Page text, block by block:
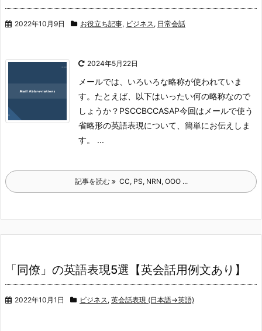
2022年10月9日 お役立ち記事, ビジネス , 日常会話
2024年5月22日
メールでは、いろいろな略称が使われていま
す。たとえば、以下はいったい何の略称なので
しょうか？ PSCCBCCASAP今回はメールで使う
省略形の英語表現について、簡単にお伝えしま
す。 ...
記事を読む CC, PS, NRN, OOO ...
「同僚」の英語表現5選【英会話用例文あり】
2022年10月1日 ビジネス , 英会話表現 (日本語→英語)